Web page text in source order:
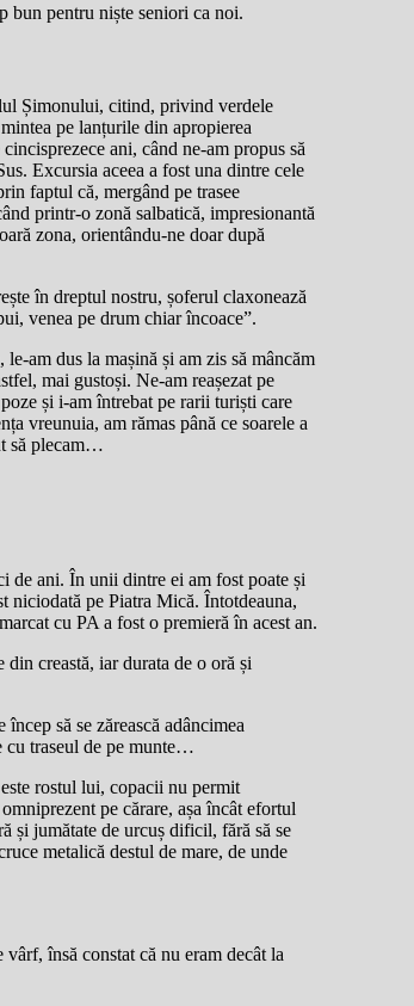
bun pentru niște seniori ca noi.
Șimonului, citind, privind verdele
pe lanțurile din apropierea
ani, când ne-am propus să
Excursia aceea a fost una dintre cele
faptul că, mergând pe trasee
printr-o zonă salbatică, impresionantă
zona, orientându-ne doar după
în dreptul nostru, șoferul claxonează
venea pe drum chiar încoace”.
am dus la mașină și am zis să mâncăm
mai gustoși. Ne-am reașezat pe
și i-am întrebat pe rarii turiști care
vreunuia, am rămas până ce soarele a
să plecam…
de ani. În unii dintre ei am fost poate și
niciodată pe Piatra Mică. Întotdeauna,
cu PA a fost o premieră în acest an.
creastă, iar durata de o oră și
să se zărească adâncimea
cu traseul de pe munte…
rostul lui, copacii nu permit
pe cărare, așa încât efortul
și jumătate de urcuș dificil, fără să se
metalică destul de mare, de unde
însă constat că nu eram decât la